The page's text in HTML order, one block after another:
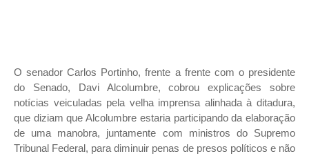
O senador Carlos Portinho, frente a frente com o presidente
do Senado, Davi Alcolumbre, cobrou explicações sobre
notícias veiculadas pela velha imprensa alinhada à ditadura,
que diziam que Alcolumbre estaria participando da elaboração
de uma manobra, juntamente com ministros do Supremo
Tribunal Federal, para diminuir penas de presos políticos e não